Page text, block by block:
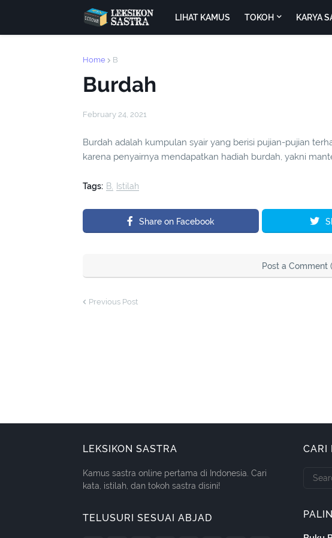
LIHAT KAMUS TOKOH KARYA
Home B
Burdah
February 24, 2021
Burdah adalah kumpulan syair yang berisi pujian-pujian
karena penyairnya mendapatkan hadiah burdah, yakni
Tags: B Istilah
Share on Facebook
Post a Comment
Previous Post
LEKSIKON SASTRA
Kamus sastra online pertama di Indonesia. Cari
kata, istilah, dan tokoh sastra disini!
TELUSURI SESUAI ABJAD
CARI